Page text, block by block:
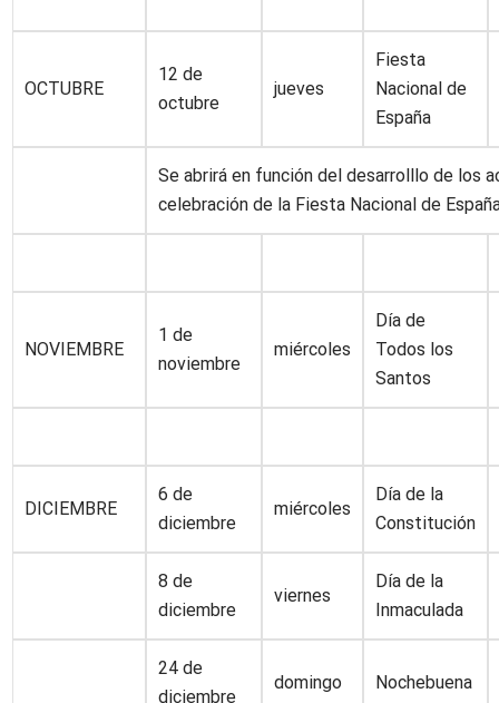
OCTUBRE
12 de
octubre
jueves
Fiesta
Nacional de
España
Se abrirá en función del desarrolllo de los
celebración de la Fiesta Nacional de
NOVIEMBRE
1 de
noviembre
miércoles
Día de
Todos los
Santos
DICIEMBRE
6 de
diciembre
miércoles
Día de la
Constitución
8 de
diciembre
viernes
Día de la
Inmaculada
24 de
diciembre
domingo Nochebuena